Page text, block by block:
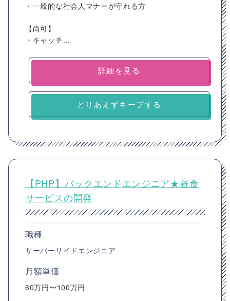
・一般的な社会人マナーが守れる方
【尚可】
・キャッチ...
詳細を見る
とりあえずキープする
【PHP】バックエンドエンジニア★昼食
サービスの開発
職種
サーバーサイドエンジニア
月額単価
60万円〜100万円